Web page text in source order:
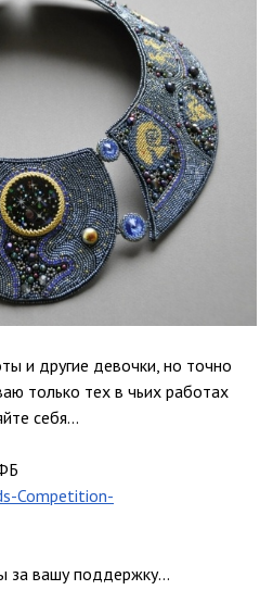
и другие девочки, но точно
только тех в чьих работах
себя…
Competition-
за вашу поддержку…